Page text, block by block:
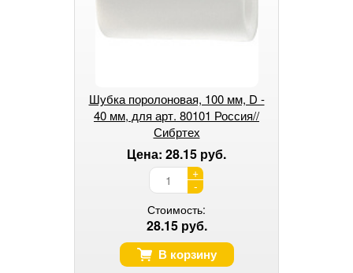
Шубка поролоновая, 100 мм, D -
40 мм, для арт. 80101 Россия//
Сибртех
Цена: 28.15 руб.
+
-
Стоимость:
28.15 руб.
В корзину